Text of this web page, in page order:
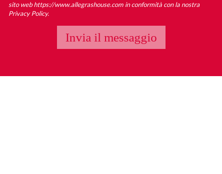
sito web https://www.allegrashouse.com in conformità con la nostra
Privacy Policy.